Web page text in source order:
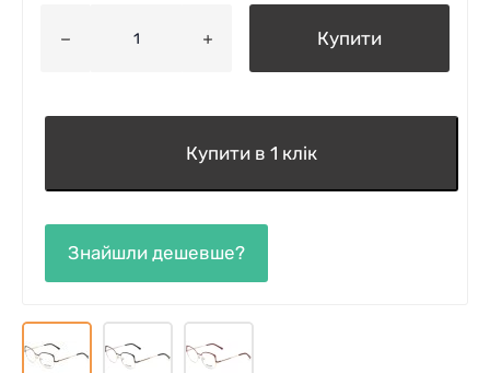
Купити
Купити в 1 клік